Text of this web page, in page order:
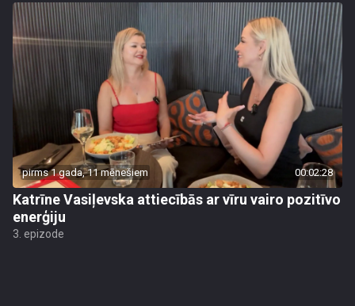
pirms 1 gada, 11 mēnešiem 00:02:28
Katrīne Vasiļevska attiecībās ar vīru vairo pozitīvo
enerģiju
3. epizode